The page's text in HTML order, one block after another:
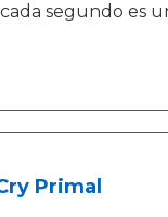
cada segundo es
Primal